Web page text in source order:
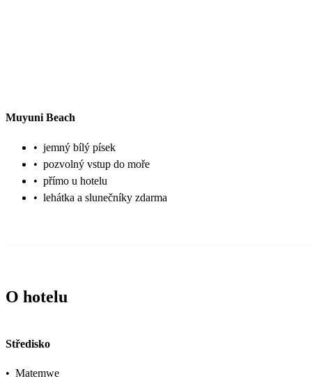
Muyuni Beach
• jemný bílý písek
• pozvolný vstup do moře
• přímo u hotelu
• lehátka a slunečníky zdarma
O hotelu
Středisko
• Matemwe